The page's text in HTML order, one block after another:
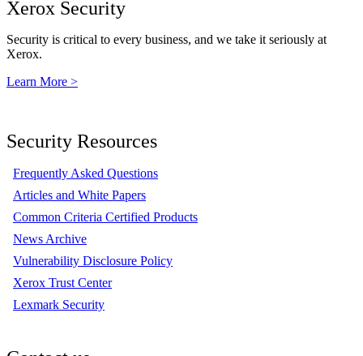
Xerox Security
Security is critical to every business, and we take it seriously at
Xerox.
Learn More >
Security Resources
Frequently Asked Questions
Articles and White Papers
Common Criteria Certified Products
News Archive
Vulnerability Disclosure Policy
Xerox Trust Center
Lexmark Security